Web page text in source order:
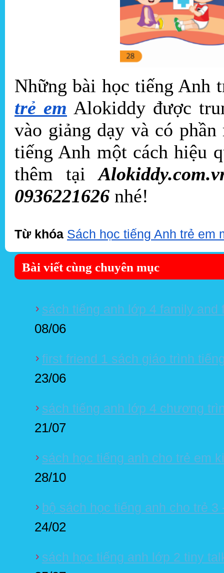
Những bài học tiếng Anh
trẻ em Alokiddy được
vào giảng dạy và có
tiếng Anh một cách hiệu
thêm tại
0936221626 nhé!
Từ khóa Sách học tiếng Anh trẻ em
Bài viết cùng chuyên mục
sách tiếng anh lớp 4 family and
08/06
first friend 1 sách giáo trình
23/06
sách tiếng anh lớp 4 chương
21/07
sách học tiếng anh cho trẻ em
28/10
bộ sách học tiếng anh cho trẻ
24/02
sách học tiếng anh lớp 2 tiny